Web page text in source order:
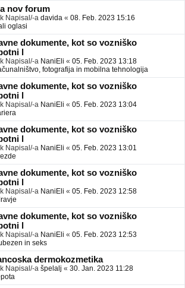
nov forum
Napisal/-a davida « 08. Feb. 2023 15:16
oglasi
dokumente, kot so vozniško
l
Napisal/-a NaniEli « 05. Feb. 2023 13:18
fotografija in mobilna tehnologija
dokumente, kot so vozniško
l
Napisal/-a NaniEli « 05. Feb. 2023 13:04
dokumente, kot so vozniško
l
Napisal/-a NaniEli « 05. Feb. 2023 13:01
dokumente, kot so vozniško
l
Napisal/-a NaniEli « 05. Feb. 2023 12:58
dokumente, kot so vozniško
l
Napisal/-a NaniEli « 05. Feb. 2023 12:53
in seks
dermokozmetika
Napisal/-a špelalj « 30. Jan. 2023 11:28